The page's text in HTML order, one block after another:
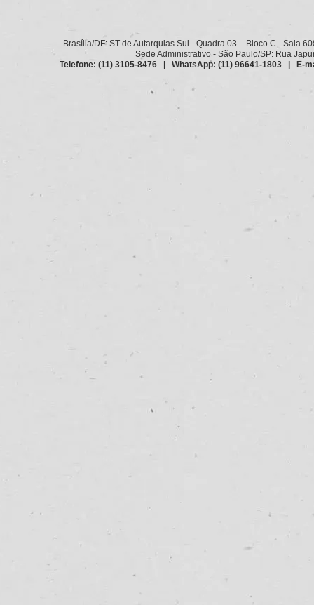
Brasília/DF: ST de Autarquias Sul - Quadra 03 - Bloco C - Sala
Sede Administrativo - São Paulo/SP: Rua
Telefone: (11) 3105-8476 | WhatsApp: (11) 96641-1803 | E-